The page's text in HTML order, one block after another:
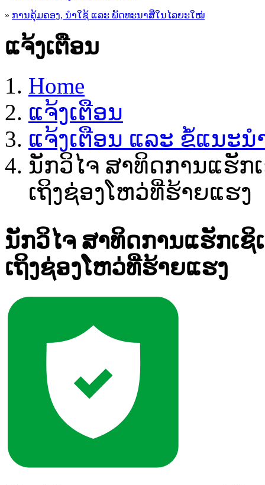
» ການຄຸ້ມຄອງ, ນໍາໃຊ້ ແລະ ພັດທະນາສື່ໃນໄລຍະໃໝ່
ແຈ້ງເຕືອນ
Home
ແຈ້ງເຕືອນ
ແຈ້ງເຕືອນ ແລະ ຂໍ້ແນະ
ນັກວິໄຈ ສາທິດການແຮັກ
ເຖິງຊ່ອງໂຫວ່ທີ່ຮ້າຍແຮງ
ນັກວິໄຈ ສາທິດການແຮັກເຊິ
ເຖິງຊ່ອງໂຫວ່ທີ່ຮ້າຍແຮງ